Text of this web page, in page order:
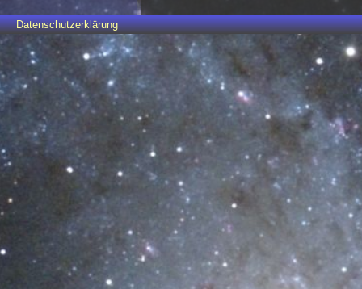
Datenschutzerklärung